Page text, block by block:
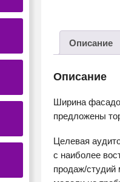
Описание
Описание
Ширина
предложены
Целевая
с наиболее
продаж/студий